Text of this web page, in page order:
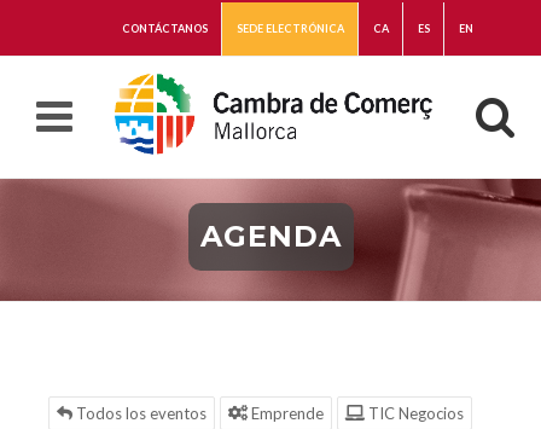
CONTÁCTANOS SEDE ELECTRÓNICA CA ES EN
AGENDA
Todos los eventos Emprende
TIC Negocios